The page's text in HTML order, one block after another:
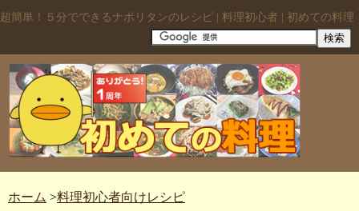
超簡単！５分でできるナポリタンのレシピ | 料理初心者 | 初めての料理
ホーム >料理初心者向けレシピ